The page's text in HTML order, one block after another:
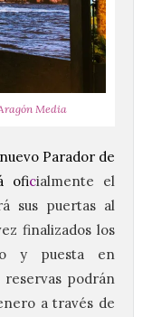
Media
Parador de
oficialmente el
sus puertas al
finalizados los
y puesta en
podrán
a través de